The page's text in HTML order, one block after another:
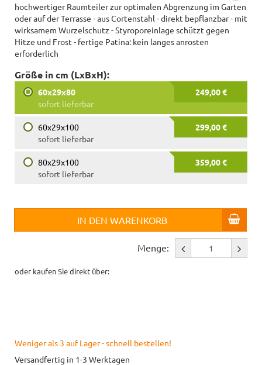
hochwertiger Raumteiler zur optimalen Abgrenzung im Garten
oder auf der Terrasse - aus Cortenstahl - direkt bepflanzbar - mit
wirksamem Wurzelschutz - Styroporeinlage schützt gegen
Hitze und Frost - fertige Patina: kein langes anrosten
erforderlich
Größe in cm (LxBxH):
60x29x80
249,00 €
sofort lieferbar
60x29x100
299,00 €
sofort lieferbar
80x29x100
359,00 €
sofort lieferbar
IN DEN WARENKORB
Menge:
oder kaufen Sie direkt über:
Weniger als 3 auf Lager - schnell bestellen!
Versandfertig in 1-3 Werktagen